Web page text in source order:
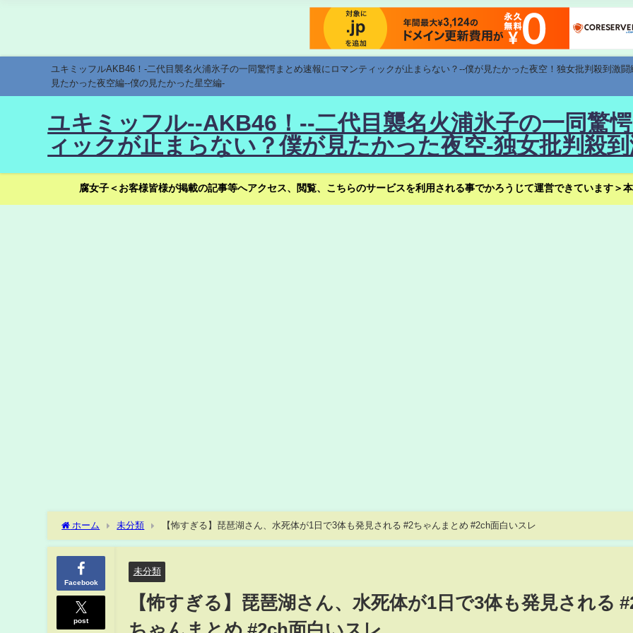
ユキミッフルAKB46！-二代目襲名火浦氷子の一同驚愕まとめ速報にロマンティックが止まらない？--僕が見たかった夜空！独女批判殺到激
見たかった夜空編--僕の見たかった星空編-
ユキミッフル--AKB46！--二代目襲名火浦氷子の一同驚
ィックが止まらない？僕が見たかった夜空-独女批判殺
腐女子＜お客様皆様が掲載の記事等へアクセス、閲覧、こちらのサービスを利用される事でかろうじて運営できています＞
ホーム 未分類 【怖すぎる】琵琶湖さん、水死体が1日で3体も発見される #2ちゃんまとめ #2ch面白いスレ
Facebook
post
未分類
【怖すぎる】琵琶湖さん、水死体が1日で3体も発見される